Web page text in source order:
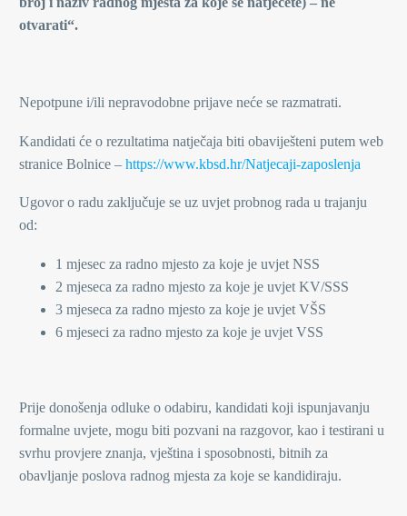
otvarati“.
Nepotpune i/ili nepravodobne prijave neće se razmatrati.
Kandidati će o rezultatima natječaja biti obaviješteni putem web
stranice Bolnice – https://www.kbsd.hr/Natjecaji-zaposlenja
Ugovor o radu zaključuje se uz uvjet probnog rada u trajanju
od:
1 mjesec za radno mjesto za koje je uvjet NSS
2 mjeseca za radno mjesto za koje je uvjet KV/SSS
3 mjeseca za radno mjesto za koje je uvjet VŠS
6 mjeseci za radno mjesto za koje je uvjet VSS
Prije donošenja odluke o odabiru, kandidati koji ispunjavanju
formalne uvjete, mogu biti pozvani na razgovor, kao i testirani u
svrhu provjere znanja, vještina i sposobnosti, bitnih za
obavljanje poslova radnog mjesta za koje se kandidiraju.